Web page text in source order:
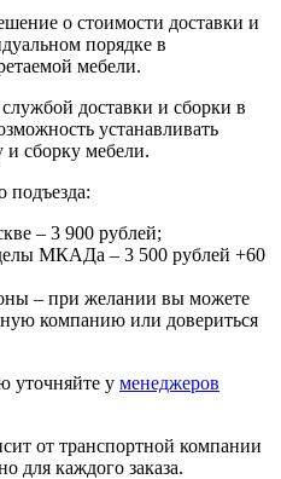
о стоимости доставки и
порядке в
мебели.
доставки и сборки в
устанавливать
сборку мебели.
подъезда:
– 3 900 рублей;
МКАДа – 3 500 рублей +60
– при желании вы можете
компанию или довериться
уточняйте у менеджеров
от транспортной компании
для каждого заказа.